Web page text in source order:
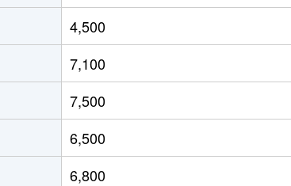
4,500
7,100
7,500
6,500
6,800